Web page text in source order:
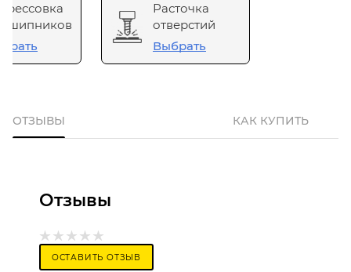
Расточка
отверстий
Выбрать
ОТЗЫВЫ КАК КУПИТЬ
Отзывы
ОСТАВИТЬ ОТЗЫВ